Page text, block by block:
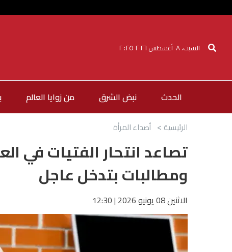
السبت، ٠٨ أغسطس ٢٠٢٦ ٢٠:٢٥
الحدث نبض الشرق من زوايا العالم
الرئيسية أصداء المرأة
تصاعد انتحار الفتيات في
ومطالبات بتدخل عاجل
الاثنين 08 يونيو 2026 | 12:30